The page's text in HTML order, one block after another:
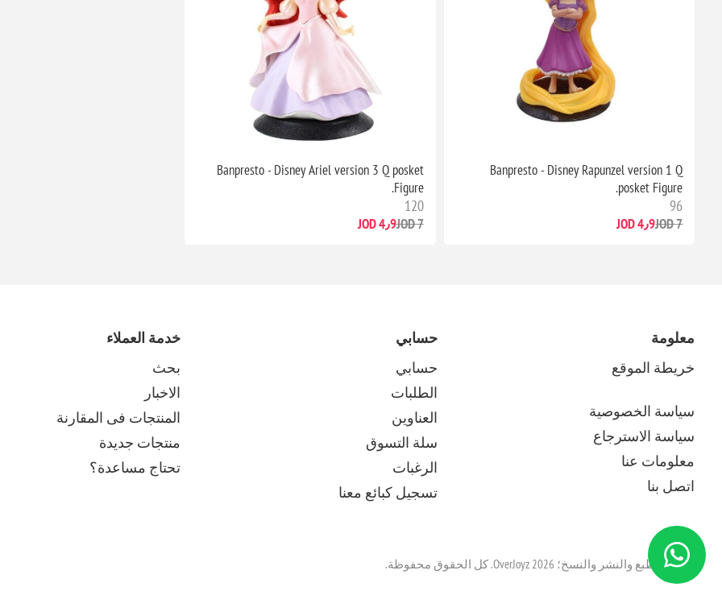
Banpresto - Disney Rapunzel version 1 Q
posket Figure.
96
7 JOD 4٫9 JOD
Banpresto - Disney Ariel version 3 Q posket
Figure.
120
7 JOD 4٫9 JOD
معلومة
خريطة الموقع
سياسة الخصوصية
سياسة الاسترجاع
معلومات عنا
اتصل بنا
حسابي
حسابي
الطلبات
العناوين
سلة التسوق
الرغبات
تسجيل كبائع معنا
خدمة العملاء
بحث
الاخبار
المنتجات فى المقارنة
منتجات جديدة
تحتاج مساعدة؟
حقوق الطبع والنشر والنسخ؛ 2026 OverJoyz. كل الحقوق محفوظة.